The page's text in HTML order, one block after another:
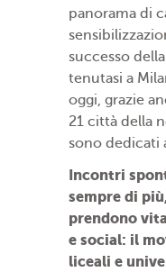
panorama di
successo
tenutasi a
oggi, grazie
21 città della
sono dedicati
Incontri
sempre di
prendono
e social: il
liceali e